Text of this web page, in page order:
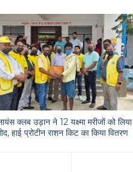
क्लब उड़ान ने 12 यक्ष्मा मरीजों को लिया
हाई प्रोटीन राशन किट का किया वितरण